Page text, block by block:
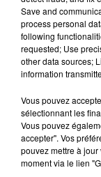
15 juillet 2026
BÉTHUNE:
Save and
process personal
following
requested; Use
other data sources;
information
Vous pouvez
sélectionnant les
Vous pouvez
accepter". Vos
pouvez mettre à
moment via le lien